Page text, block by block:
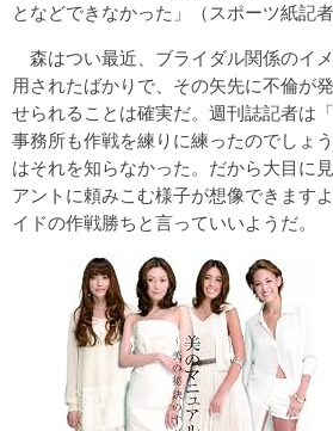
となどできなかった」（スポーツ紙記者
森はつい最近、ブライダル関係のイ
用されたばかりで、その矢先に不倫が
せられることは確実だ。週刊誌記者は
事務所も作戦を練りに練ったのでしょ
はそれを知らなかった。だから大目に
アントに頼みこむ様子が想像できます
イドの作戦勝ちと言っていいようだ。